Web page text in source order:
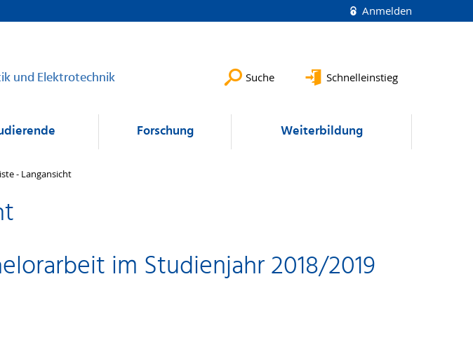
Anmelden
und Elektrotechnik Suche Schnelleinstieg
Forschung Weiterbildung
- Langansicht
im Studienjahr 2018/2019